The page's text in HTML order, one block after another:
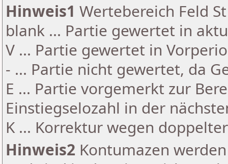
Hinweis1 Wertebereich Feld
blank ... Partie gewertet in
V ... Partie gewertet in
- ... Partie nicht gewertet, da
E ... Partie vorgemerkt zur
Einstiegselozahl in der
K ... Korrektur wegen
Hinweis2 Kontumazen